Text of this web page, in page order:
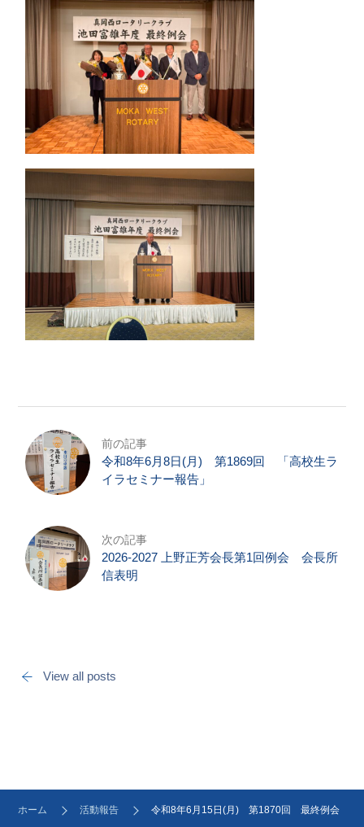
前の記事
令和8年6月8日(月) 第1869回 「高校生ラ
イラセミナー報告」
次の記事
2026-2027 上野正芳会長第1回例会 会長所
信表明
View all posts
ホーム 活動報告 令和8年6月15日(月) 第1870回 最終例会